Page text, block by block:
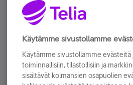
Käytämme sivustollamme
Käytämme sivustollamme
toiminnallisiin, tilastollisiin ja
sisältävät kolmansien osapuolien